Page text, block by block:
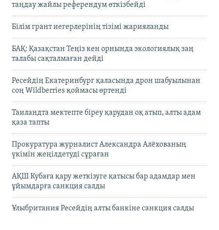
таңдау жайлы референдум өткізбейді
Білім грант иегерлерінің тізімі жарияланды
БАҚ: Қазақстан Теңіз кен орнында экологиялық заң
талабы сақталмаған дейді
Ресейдің Екатеринбург қаласында дрон шабуылынан
соң Wildberries қоймасы өртенді
Таиландта мектепте біреу қарудан оқ атып, алты адам
қаза тапты
Прокуратура журналист Александра Алёхованың
үкімін жеңілдетуді сұраған
АҚШ Кубаға қару жеткізуге қатысы бар адамдар мен
ұйымдарға санкция салды
Ұлыбритания Ресейдің алты банкіне санкция салды